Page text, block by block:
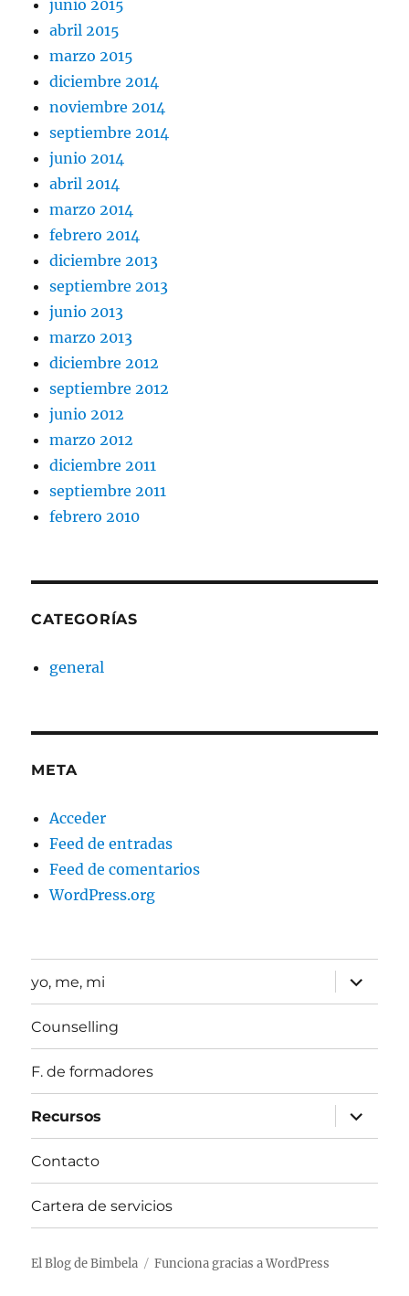
junio 2015
abril 2015
marzo 2015
diciembre 2014
noviembre 2014
septiembre 2014
junio 2014
abril 2014
marzo 2014
febrero 2014
diciembre 2013
septiembre 2013
junio 2013
marzo 2013
diciembre 2012
septiembre 2012
junio 2012
marzo 2012
diciembre 2011
septiembre 2011
febrero 2010
CATEGORÍAS
general
META
Acceder
Feed de entradas
Feed de comentarios
WordPress.org
yo, me, mi
expande
el
menú
Counselling
F. de formadores
Recursos
expande
el
menú
Contacto
Cartera de servicios
El Blog de Bimbela Funciona gracias a WordPress